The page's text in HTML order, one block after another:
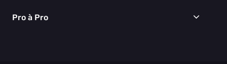
Boissons
Recettes
Pro à Pro